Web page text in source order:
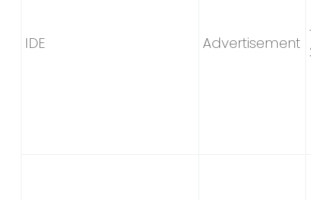
IDE Advertisement